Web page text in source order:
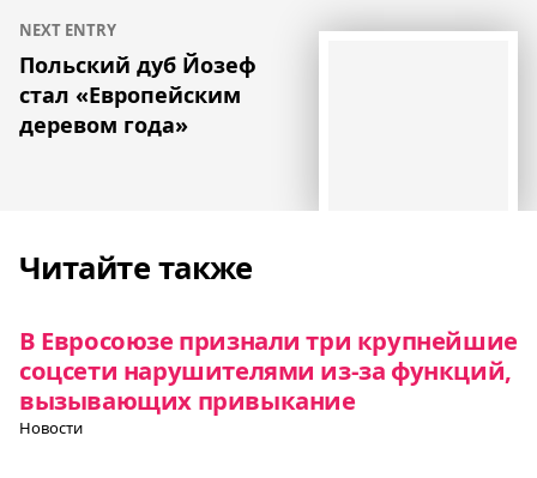
NEXT ENTRY
Польский дуб Йозеф
стал «Европейским
деревом года»
Читайте также
В Евросоюзе признали три крупнейшие
соцсети нарушителями из-за функций,
вызывающих привыкание
Новости